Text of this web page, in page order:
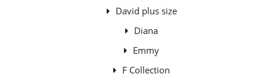
David plus size
Diana
Emmy
F Collection